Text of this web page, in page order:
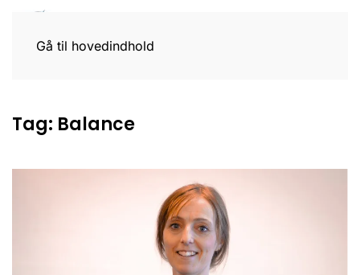
Gå til hovedindhold
Tag: Balance